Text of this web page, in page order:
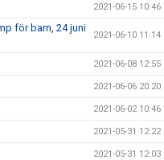
2021-06-15 10:46
för barn, 24 juni
2021-06-10 11:14
2021-06-08 12:55
2021-06-06 20:20
2021-06-02 10:46
2021-05-31 12:22
2021-05-31 12:03